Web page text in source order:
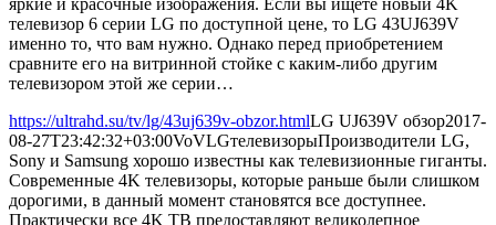
яркие и красочные изображения. Если вы ищете новый 4K
телевизор 6 серии LG по доступной цене, то LG 43UJ639V
именно то, что вам нужно. Однако перед приобретением
сравните его на витринной стойке с каким-либо другим
телевизором этой же серии…
https://ultrahd.su/tv/lg/43uj639v-obzor.htmlLG UJ639V обзор2017-
08-27T23:42:32+03:00VoVLGтелевизорыПроизводители LG,
Sony и Samsung хорошо известны как телевизионные гиганты.
Современные 4K телевизоры, которые раньше были слишком
дорогими, в данный момент становятся все доступнее.
Практически все 4K ТВ предоставляют великолепное